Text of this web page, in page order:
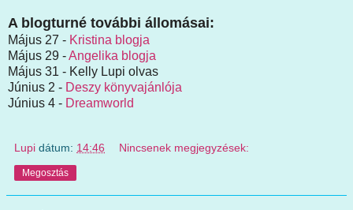
A blogturné további állomásai:
Május 27 - Kristina blogja
Május 29 -Angelika blogja
Május 31 - Kelly Lupi olvas
Június 2 - Deszy könyvajánlója
Június 4 - Dreamworld
Lupi dátum: 14:46 Nincsenek megjegyzések:
Megosztás